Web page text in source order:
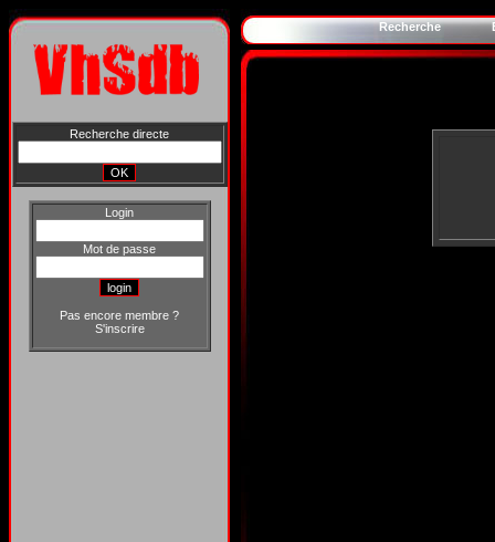
Recherche directe
Login
Mot de passe
Pas encore membre ?
S'inscrire
Recherche